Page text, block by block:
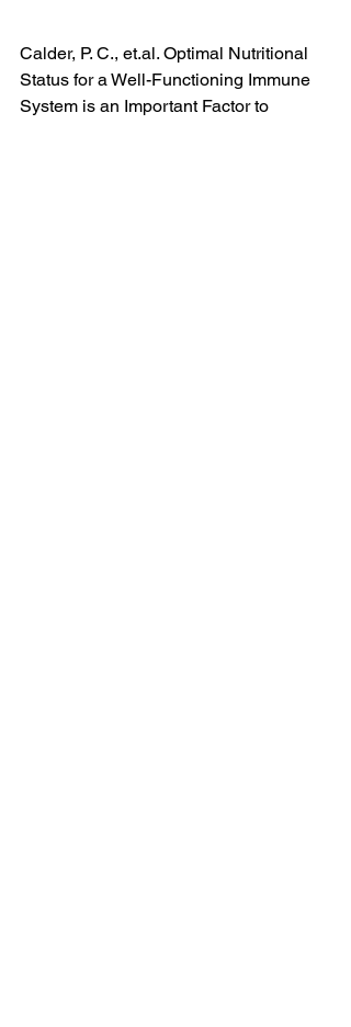
Calder, P. C., et.al. Optimal Nutritional
Status for a Well-Functioning Immune
System is an Important Factor to